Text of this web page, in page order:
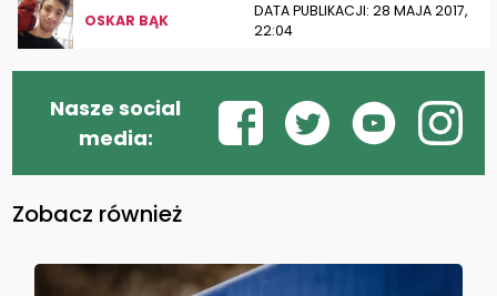
OSKAR BĄK
DATA PUBLIKACJI: 28 MAJA 2017,
22:04
Nasze social
media:
Zobacz również